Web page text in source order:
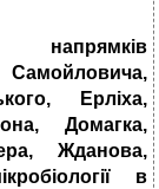
напрямків
Ерліха,
Домагка,
Жданова,
в